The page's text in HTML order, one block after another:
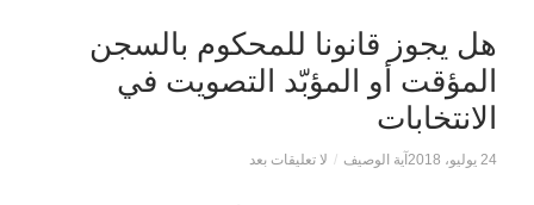
هل يجوز قانونا للمحكوم بالسجن
المؤقت أو المؤبّد التصويت في
الانتخابات
24 يوليو، 2018 آية الوصيف / لا تعليقات بعد